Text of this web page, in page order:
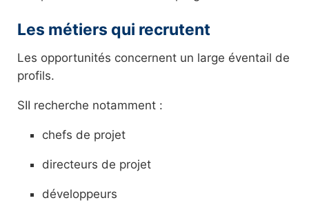
Les métiers qui recrutent
Les opportunités concernent un large éventail de
profils.
SII recherche notamment :
chefs de projet
directeurs de projet
développeurs